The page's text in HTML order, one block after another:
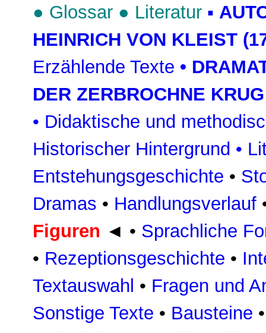
● Glossar ● Literatur ▪
HEINRICH VON KLEIST
Erzählende Texte •
DER ZERBROCHNE KRUG
• Didaktische und
Historischer Hintergrund •
Entstehungsgeschichte •
Dramas • Handlungsverlauf
Figuren ◄ • Sprachliche
• Rezeptionsgeschichte •
Textauswahl • Fragen und
Sonstige Texte • Bausteine